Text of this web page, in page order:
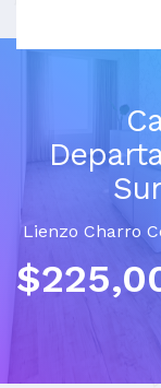
Lienzo Charro